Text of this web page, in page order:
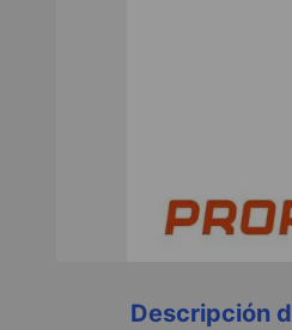
Descripción